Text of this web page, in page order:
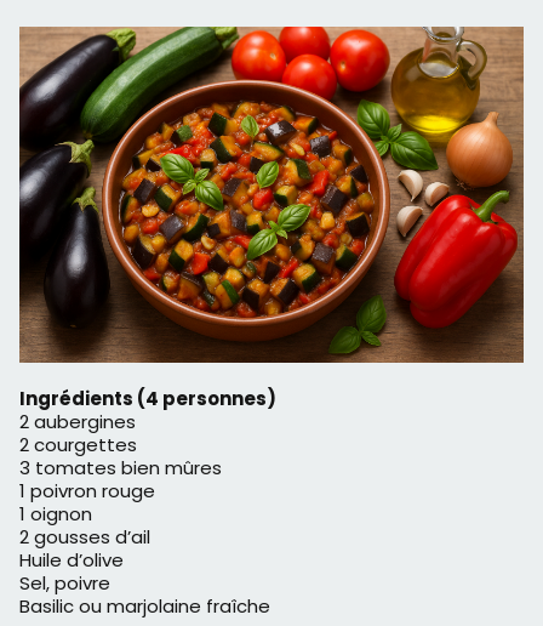
Ingrédients (4 personnes)
2 aubergines
2 courgettes
3 tomates bien mûres
1 poivron rouge
1 oignon
2 gousses d’ail
Huile d’olive
Sel, poivre
Basilic ou marjolaine fraîche